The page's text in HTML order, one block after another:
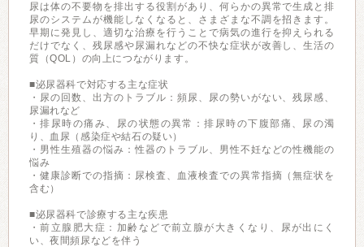
尿は体の不要物を排出する役割があり、何らかの異常で生成と排
尿のシステムが機能しなくなると、さまざまな不調を招きます。
早期に発見し、適切な治療を行うことで病気の進行を抑えられる
だけでなく、残尿感や尿漏れなどの不快な症状が改善し、生活の
質（QOL）の向上につながります。
■泌尿器科で対応する主な症状
・尿の回数、出方のトラブル：頻尿、尿の勢いがない、残尿感、
尿漏れなど
・排尿時の痛み、尿の状態の異常：排尿時の下腹部痛、尿の濁
り、血尿（感染症や結石の疑い）
・男性生殖器の悩み：性器のトラブル、男性不妊などの性機能の
悩み
・健康診断での指摘：尿検査、血液検査での異常指摘（無症状を
含む）
■泌尿器科で診療する主な疾患
・前立腺肥大症：加齢などで前立腺が大きくなり、尿が出にく
い、夜間頻尿などを伴う